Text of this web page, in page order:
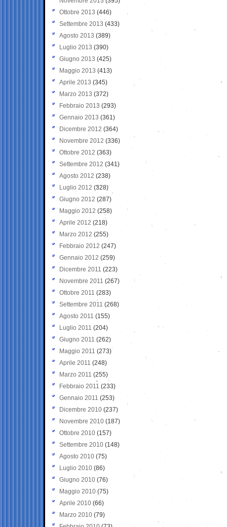
Ottobre 2013 (446)
Settembre 2013 (433)
Agosto 2013 (389)
Luglio 2013 (390)
Giugno 2013 (425)
Maggio 2013 (413)
Aprile 2013 (345)
Marzo 2013 (372)
Febbraio 2013 (293)
Gennaio 2013 (361)
Dicembre 2012 (364)
Novembre 2012 (336)
Ottobre 2012 (363)
Settembre 2012 (341)
Agosto 2012 (238)
Luglio 2012 (328)
Giugno 2012 (287)
Maggio 2012 (258)
Aprile 2012 (218)
Marzo 2012 (255)
Febbraio 2012 (247)
Gennaio 2012 (259)
Dicembre 2011 (223)
Novembre 2011 (267)
Ottobre 2011 (283)
Settembre 2011 (268)
Agosto 2011 (155)
Luglio 2011 (204)
Giugno 2011 (262)
Maggio 2011 (273)
Aprile 2011 (248)
Marzo 2011 (255)
Febbraio 2011 (233)
Gennaio 2011 (253)
Dicembre 2010 (237)
Novembre 2010 (187)
Ottobre 2010 (157)
Settembre 2010 (148)
Agosto 2010 (75)
Luglio 2010 (86)
Giugno 2010 (76)
Maggio 2010 (75)
Aprile 2010 (66)
Marzo 2010 (79)